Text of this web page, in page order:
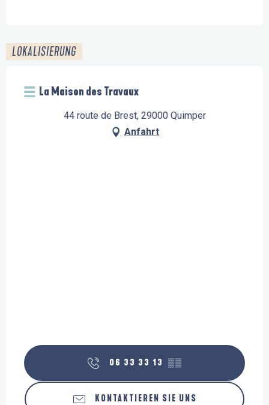
LOKALISIERUNG
La Maison des Travaux
44 route de Brest, 29000 Quimper
Anfahrt
06 33 33 13 ▒▒
KONTAKTIEREN SIE UNS